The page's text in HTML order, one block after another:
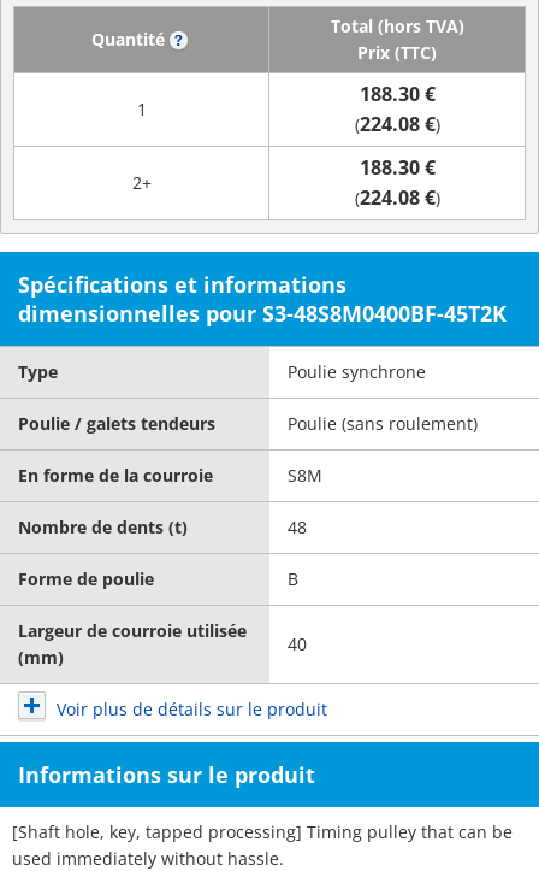
Quantité
Total (hors TVA)
Prix (TTC)
1
188.30 €
(224.08 €)
2+
188.30 €
(224.08 €)
Spécifications et informations
dimensionnelles pour S3-48S8M0400BF-45T2K
Type Poulie synchrone
Poulie / galets tendeurs Poulie (sans roulement)
En forme de la courroie S8M
Nombre de dents (t) 48
Forme de poulie B
Largeur de courroie utilisée
(mm)
40
Voir plus de détails sur le produit
Informations sur le produit
[Shaft hole, key, tapped processing] Timing pulley that can be
used immediately without hassle.